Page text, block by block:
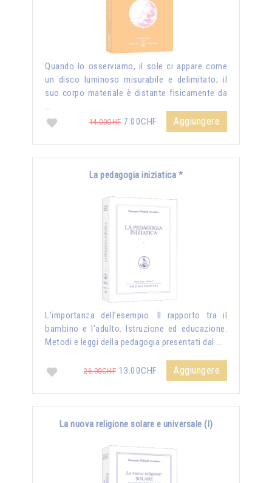
Quando lo osserviamo, il sole ci appare come
un disco luminoso misurabile e delimitato; il
suo corpo materiale è distante fisicamente da
…
14.00CHF7.00CHF Aggiungere
La pedagogia iniziatica *
L’importanza dell’esempio. Il rapporto tra il
bambino e l'adulto. Istruzione ed educazione.
Metodi e leggi della pedagogia presentati dal …
26.00CHF 13.00CHF Aggiungere
La nuova religione solare e universale (I)